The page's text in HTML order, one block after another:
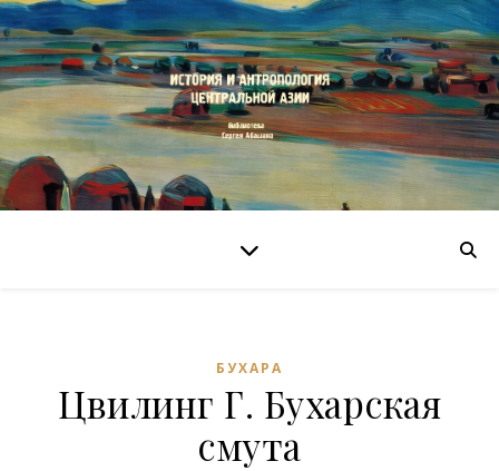
БУХАРА
Цвилинг Г. Бухарская
смута